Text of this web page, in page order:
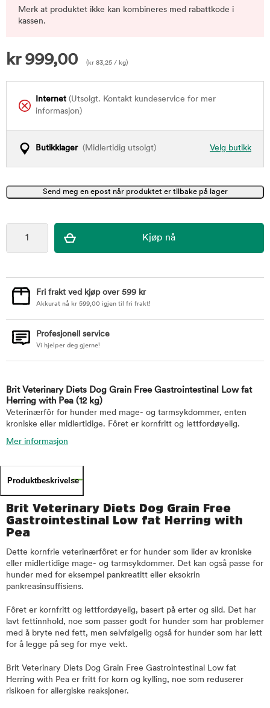
Merk at produktet ikke kan kombineres med rabattkode i
kassen.
kr 999,00 ( kr 83,25 / kg)
Internet (Utsolgt. Kontakt kundeservice for mer
informasjon)
Velg butikk
Butikklager(Midlertidig utsolgt)
Fri frakt ved kjøp over 599 kr
Akkurat nå kr 599,00 igjen til fri frakt!
Profesjonell service
Vi hjelper deg gjerne!
Brit Veterinary Diets Dog Grain Free Gastrointestinal Low fat
Herring with Pea (12 kg)
Veterinærfôr for hunder med mage- og tarmsykdommer, enten
kroniske eller midlertidige. Fôret er kornfritt og lettfordøyelig.
Mer informasjon
Produktbeskrivelse
Brit Veterinary Diets Dog Grain Free
Gastrointestinal Low fat Herring with
Pea
Dette kornfrie veterinærfôret er for hunder som lider av kroniske
eller midlertidige mage- og tarmsykdommer. Det kan også passe for
hunder med for eksempel pankreatitt eller eksokrin
pankreasinsuffisiens.
Fôret er kornfritt og lettfordøyelig, basert på erter og sild. Det har
lavt fettinnhold, noe som passer godt for hunder som har problemer
med å bryte ned fett, men selvfølgelig også for hunder som har lett
for å legge på seg for mye vekt.
Brit Veterinary Diets Dog Grain Free Gastrointestinal Low fat
Herring with Pea er fritt for korn og kylling, noe som reduserer
risikoen for allergiske reaksjoner.